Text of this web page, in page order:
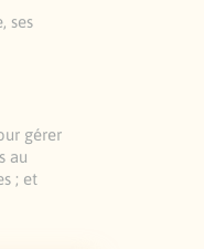
ses
gérer
au
; et